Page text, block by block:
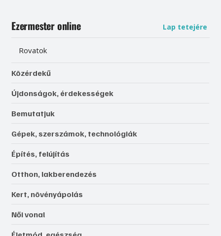
Ezermester online Lap tetejére
Rovatok
Közérdekű
Újdonságok, érdekességek
Bemutatjuk
Gépek, szerszámok, technológiák
Építés, felújítás
Otthon, lakberendezés
Kert, növényápolás
Női vonal